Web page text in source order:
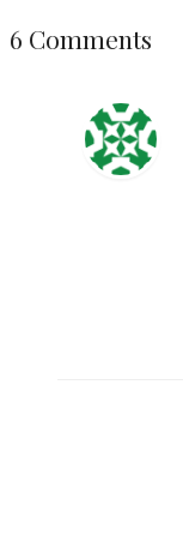
6 Comments